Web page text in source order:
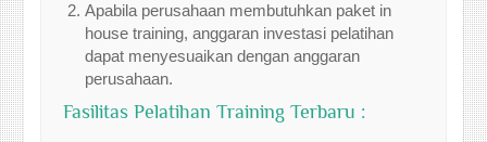
Apabila perusahaan membutuhkan paket in
house training, anggaran investasi pelatihan
dapat menyesuaikan dengan anggaran
perusahaan.
Fasilitas Pelatihan Training Terbaru :